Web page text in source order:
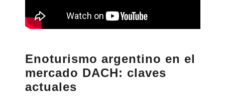
Enoturismo argentino en el
mercado DACH: claves
actuales